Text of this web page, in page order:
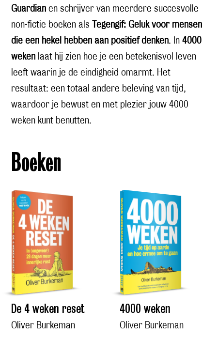
Guardian en schrijver van meerdere succesvolle
non-fictie boeken als
Tegengif: Geluk voor mensen
die een hekel hebben aan positief denken. In 4000
weken laat hij zien hoe je een betekenisvol leven
leeft waarin je de eindigheid omarmt. Het
resultaat: een totaal andere beleving van tijd,
waardoor je bewust en met plezier jouw 4000
weken kunt benutten.
Boeken
De 4 weken reset
Oliver Burkeman
4000 weken
Oliver Burkeman